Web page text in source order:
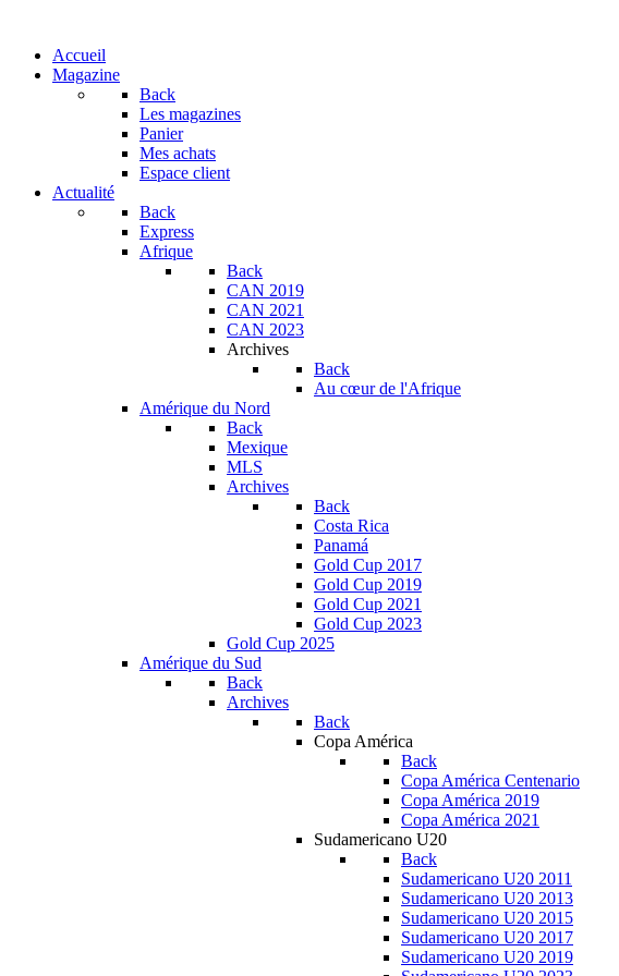
Accueil
Magazine
Back
Les magazines
Panier
Mes achats
Espace client
Actualité
Back
Express
Afrique
Back
CAN 2019
CAN 2021
CAN 2023
Archives
Back
Au cœur de l'Afrique
Amérique du Nord
Back
Mexique
MLS
Archives
Back
Costa Rica
Panamá
Gold Cup 2017
Gold Cup 2019
Gold Cup 2021
Gold Cup 2023
Gold Cup 2025
Amérique du Sud
Back
Archives
Back
Copa América
Back
Copa América Centenario
Copa América 2019
Copa América 2021
Sudamericano U20
Back
Sudamericano U20 2011
Sudamericano U20 2013
Sudamericano U20 2015
Sudamericano U20 2017
Sudamericano U20 2019